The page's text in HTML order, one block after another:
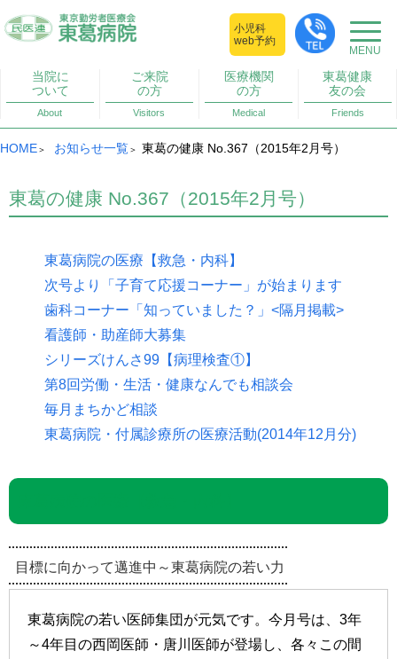
小児科
web予約
当院に
ついて
About
ご来院
の方
Visitors
医療機関
の方
Medical
東葛健康
友の会
Friends
HOME お知らせ一覧 東葛の健康 No.367（2015年2月号）
東葛の健康 No.367（2015年2月号）
東葛病院の医療【救急・内科】
次号より「子育て応援コーナー」が始まります
歯科コーナー「知っていました？」<隔月掲載>
看護師・助産師大募集
シリーズけんさ99【病理検査①】
第8回労働・生活・健康なんでも相談会
毎月まちかど相談
東葛病院・付属診療所の医療活動(2014年12月分)
目標に向かって邁進中～東葛病院の若い力
東葛病院の若い医師集団が元気です。今月号は、3年
～4年目の西岡医師・唐川医師が登場し、各々この間